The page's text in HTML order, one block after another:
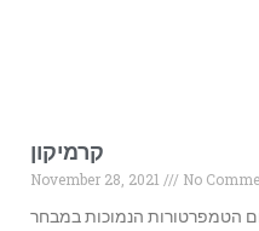
קרמיקון
November 28, 2021
No
הטמפרטורות הנמוכות במבחר